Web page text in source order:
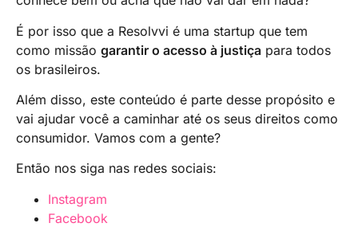
É por isso que a Resolvvi é uma startup que tem
como missão garantir o acesso à justiça para todos
os brasileiros.
Além disso, este conteúdo é parte desse propósito e
vai ajudar você a caminhar até os seus direitos como
consumidor. Vamos com a gente?
Então nos siga nas redes sociais:
Instagram
Facebook